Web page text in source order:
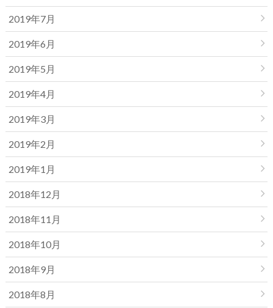
2019年7月
2019年6月
2019年5月
2019年4月
2019年3月
2019年2月
2019年1月
2018年12月
2018年11月
2018年10月
2018年9月
2018年8月